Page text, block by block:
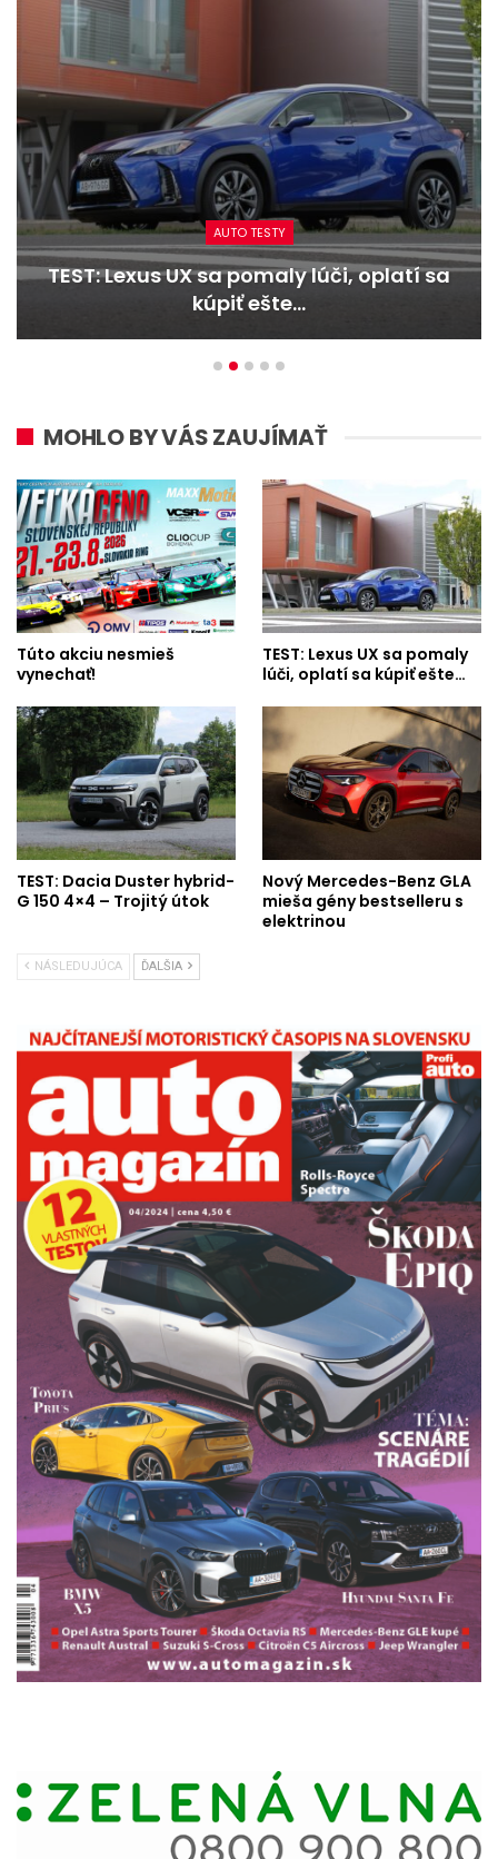
AUTO TESTY
TEST: Dacia Duster hybrid-G 150 4×4 –
Trojitý útok
MOHLO BY VÁS ZAUJÍMAŤ
Túto akciu nesmieš
vynechať!
TEST: Lexus UX sa pomaly
lúči, oplatí sa kúpiť ešte…
TEST: Dacia Duster hybrid-
G 150 4×4 – Trojitý útok
Nový Mercedes-Benz GLA
mieša gény bestselleru s
elektrinou
NÁSLEDUJÚCA ĎALŠIA